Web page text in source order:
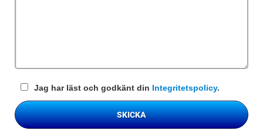
Jag har läst och godkänt din Integritetspolicy.
SKICKA